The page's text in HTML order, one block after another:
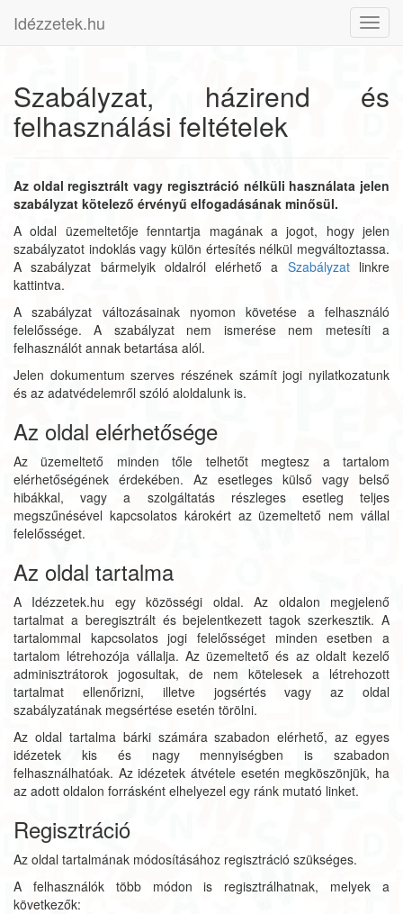
Idézzetek.hu
Szabályzat, házirend és
felhasználási feltételek
Az oldal regisztrált vagy regisztráció nélküli használata jelen
szabályzat kötelező érvényű elfogadásának minősül.
A oldal üzemeltetője fenntartja magának a jogot, hogy jelen
szabályzatot indoklás vagy külön értesítés nélkül megváltoztassa.
A szabályzat bármelyik oldalról elérhető a Szabályzatlinkre
kattintva.
A szabályzat változásainak nyomon követése a felhasználó
felelőssége. A szabályzat nem ismerése nem metesíti a
felhasználót annak betartása alól.
Jelen dokumentum szerves részének számít jogi nyilatkozatunk
és az adatvédelemről szóló aloldalunk is.
Az oldal elérhetősége
Az üzemeltető minden tőle telhetőt megtesz a tartalom
elérhetőségének érdekében. Az esetleges külső vagy belső
hibákkal, vagy a szolgáltatás részleges esetleg teljes
megszűnésével kapcsolatos károkért az üzemeltető nem vállal
felelősséget.
Az oldal tartalma
A Idézzetek.hu egy közösségi oldal. Az oldalon megjelenő
tartalmat a beregisztrált és bejelentkezett tagok szerkesztik. A
tartalommal kapcsolatos jogi felelősséget minden esetben a
tartalom létrehozója vállalja. Az üzemeltető és az oldalt kezelő
adminisztrátorok jogosultak, de nem kötelesek a létrehozott
tartalmat ellenőrizni, illetve jogsértés vagy az oldal
szabályzatának megsértése esetén törölni.
Az oldal tartalma bárki számára szabadon elérhető, az egyes
idézetek kis és nagy mennyiségben is szabadon
felhasználhatóak. Az idézetek átvétele esetén megköszönjük, ha
az adott oldalon forrásként elhelyezel egy ránk mutató linket.
Regisztráció
Az oldal tartalmának módosításához regisztráció szükséges.
A felhasználók több módon is regisztrálhatnak, melyek a
következők: